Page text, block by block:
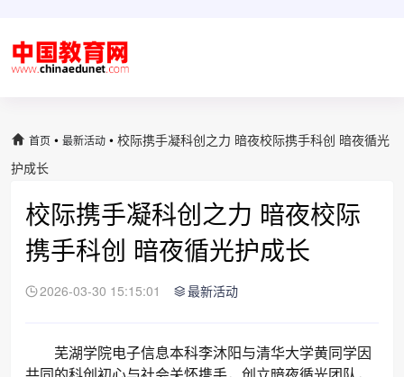
首页 • 最新活动 • 校际携手凝科创之力 暗夜校际携手科创 暗夜循光
护成长
校际携手凝科创之力 暗夜校际
携手科创 暗夜循光护成长
2026-03-30 15:15:01 最新活动
芜湖学院电子信息本科李沐阳与清华大学黄同学因